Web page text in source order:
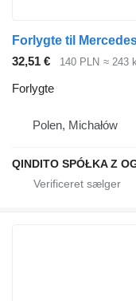
Forlygte til
32,51 €
140 PLN ≈ 243
Forlygte
Polen, Michałów